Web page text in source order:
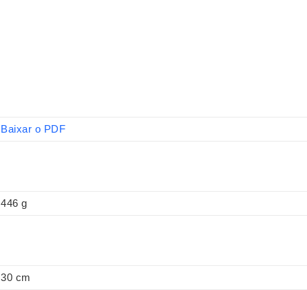
Baixar o PDF
446 g
30 cm